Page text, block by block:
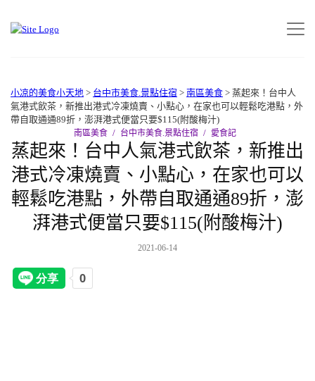
小凉的美食小天地 > 台中市美食.景點住宿 > 南區美食 > 蒸起來！台中人
氣港式飲茶，新推出港式冷凍燒賣、小點心，在家也可以輕鬆吃港點，外
帶自取通通89折，澎湃港式便當只要$115(附酸梅汁)
南區美食 台中市美食.景點住宿 愛食記
蒸起來！台中人氣港式飲茶，新推出
港式冷凍燒賣、小點心，在家也可以
輕鬆吃港點，外帶自取通通89折，澎
湃港式便當只要$115(附酸梅汁)
2021-06-14